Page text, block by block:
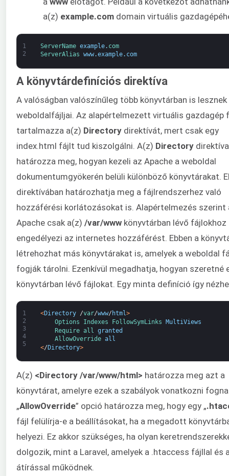
a(z) example.com domain virtuális
1
2
ServerName example. com
ServerAlias www.example. com
A könyvtárdefiníciós direktíva
A valóságban valószínűleg több könyvtárban is lesznek
weboldalfájljai. Az alapértelmezett virtuális gazdagép
tartalmazza a(z) Directory direktívát, mert csak egy
index.html fájlt tud kiszolgálni. A(z) Directory direktíva
határozza meg, hogyan kezeli az Apache a weboldal
dokumentumgyökerén belüli különböző könyvtárakat.
direktívában határozhatja meg a fájlrendszerhez való
hozzáférési korlátozásokat is. Alapértelmezés szerint
Apache csak a(z) /var/www könyvtárban lévő fájlokhoz
engedélyezi az internetes hozzáférést. Ebben a
létrehozhat más könyvtárakat is, amelyek a weboldal
fogják tárolni. Ezenkívül megadhatja, hogyan szeretné
könyvtárban lévő fájlokat. Egy minta definíció így
1
2
3
4
5
<Directory /var/www/ html>
Options
Indexes FollowSymLinks MultiViews
Require all granted
AllowOverride all
</ Directory>
A(z) <Directory /var/www/html> határozza meg azt a
könyvtárat, amelyre ezek a szabályok vonatkozni
„AllowOverride” opció határozza meg, hogy egy „
fájl felülírja-e a beállításokat, ha a megadott
helyezi. Ez akkor szükséges, ha olyan
dolgozik, mint a Laravel, amelyek a .htaccess fájllal és
átírással működnek.